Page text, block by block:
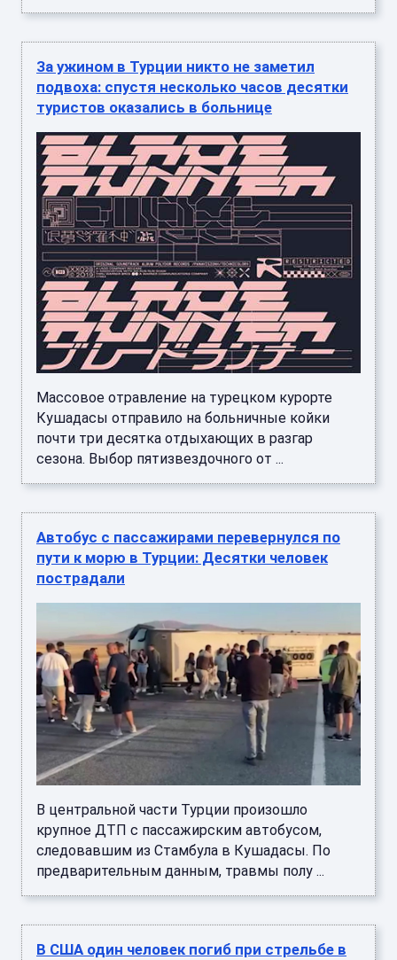
За ужином в Турции никто не заметил
подвоха: спустя несколько часов десятки
туристов оказались в больнице
Массовое отравление на турецком курорте
Кушадасы отправило на больничные койки
почти три десятка отдыхающих в разгар
сезона. Выбор пятизвездочного от ...
Автобус с пассажирами перевернулся по
пути к морю в Турции: Десятки человек
пострадали
В центральной части Турции произошло
крупное ДТП с пассажирским автобусом,
следовавшим из Стамбула в Кушадасы. По
предварительным данным, травмы полу ...
В США один человек погиб при стрельбе в